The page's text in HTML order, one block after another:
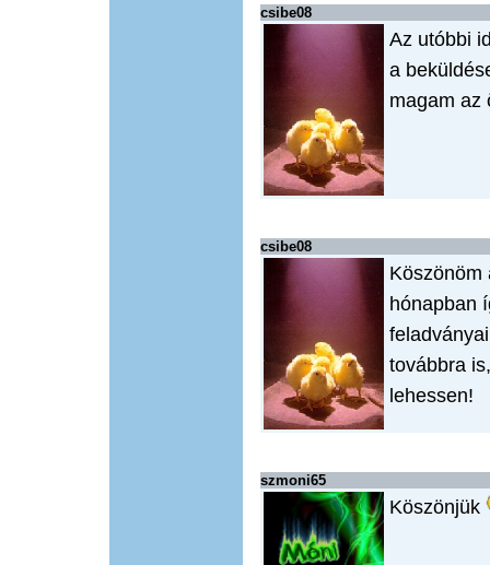
csibe08
Az utóbbi
a
magam az
csibe08
Köszönöm
hónapban
továbbra
lehessen!
szmoni65
Köszönjük